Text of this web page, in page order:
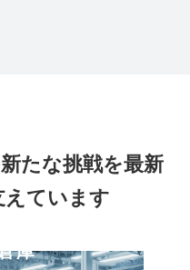
たな挑戦を最新
えています
庫